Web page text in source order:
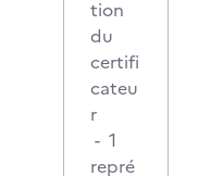
tion
du
certifi
cateu
r
- 1
repré